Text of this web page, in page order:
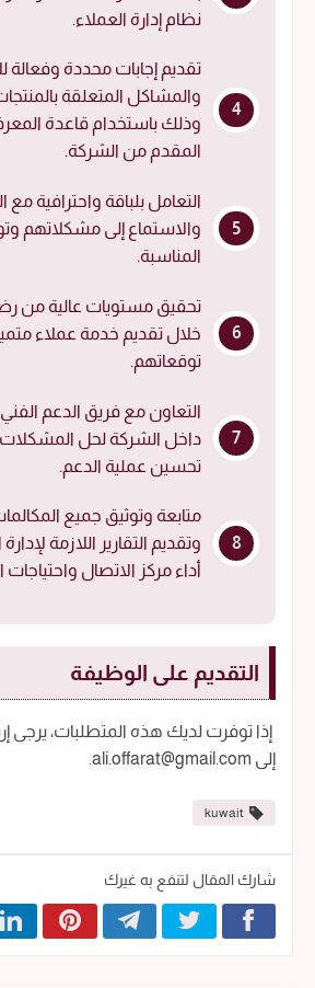
نظام إدارة العملاء.
تقديم إجابات محددة وفعالة
والمشاكل المتعلقة
وذلك باستخدام قاعدة
المقدم من الشركة.
التعامل بلباقة واحترافية مع
والاستماع إلى مشكلاتهم
المناسبة.
تحقيق مستويات عالية من
خلال تقديم خدمة عملاء
توقعاتهم.
التعاون مع فريق الدعم
داخل الشركة لحل المشكلات
تحسين عملية الدعم.
متابعة وتوثيق جميع
وتقديم التقارير اللازمة
أداء مركز الاتصال واحتياجات
التقديم على الوظيفة
إذا توفرت لديك هذه المتطلبات، يرجى
إلى ali.offarat@gmail.com.
kuwait
شارك المقال لتنفع به غيرك